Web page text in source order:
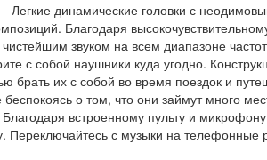
- Легкие динамические головки с
Благодаря
звуком на всем диапазоне
с собой наушники куда угодно.
брать их с собой во время поездок и
о том, что они займут много
встроенному пульту и
с музыки на телефонные